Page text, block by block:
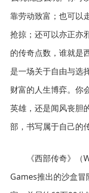
靠劳动致富；也可以
抢掠；还可以亦正亦
的传奇点数，谁就是
是一场关于自由与选
财富的人生博弈。你
英雄，还是闻风丧胆
部，书写属于自己的
《西部传奇》
Games推出的沙盒